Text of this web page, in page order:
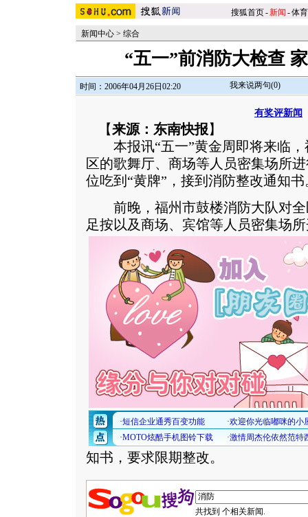
搜狐首页-新闻 -体育
新闻中心 > 综合
“五一”前消防大检查
时间：2006年04月26日02:20 我来说两句(0)
有奖评新闻
【来源：东南快报 】
本报讯“五一”黄金周即将来临，
区的歌舞厅、商场等人员密集场所
位吃到“黄牌”，接到消防整改通知书
前晚，福州市鼓楼消防大队对全
足按以及商场、宾馆等人员密集场
知书，要求限期整改。
共找到 个相关新闻.